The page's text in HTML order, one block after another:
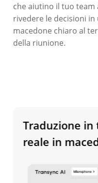
che aiutino il tuo team
rivedere le decisioni in
macedone chiaro al
della riunione.
Traduzione in
reale in